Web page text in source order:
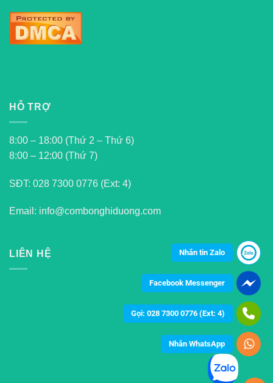
HỖ TRỢ
8:00 – 18:00 (Thứ 2 – Thứ 6)
8:00 – 12:00 (Thứ 7)
SĐT: 028 7300 0776 (Ext: 4)
Email: info@combonghiduong.com
LIÊN HỆ Nhắn tin Zalo
Facebook Messenger
Gọi: 028 7300 0776 (Ext: 4)
Nhắn WhatsApp